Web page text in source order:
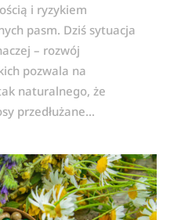
i ryzykiem
pasm. Dziś sytuacja
– rozwój
pozwala na
naturalnego, że
przedłużane...